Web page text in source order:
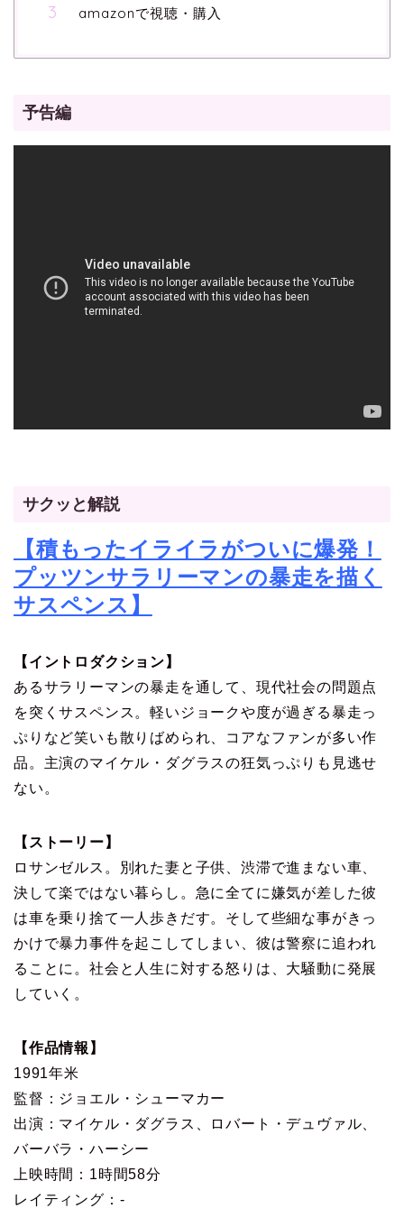
amazonで視聴・購入
予告編
サクッと解説
【積もったイライラがついに爆発！
プッツンサラリーマンの暴走を描く
サスペンス 】
【イントロダクション】
あるサラリーマンの暴走を通して、現代社会の問題点
を突くサスペンス。軽いジョークや度が過ぎる暴走っ
ぷりなど笑いも散りばめられ、コアなファンが多い作
品。主演のマイケル・ダグラスの狂気っぷりも見逃せ
ない。
【ストーリー】
ロサンゼルス。別れた妻と子供、渋滞で進まない車、
決して楽ではない暮らし。急に全てに嫌気が差した彼
は車を乗り捨て一人歩きだす。そして些細な事がきっ
かけで暴力事件を起こしてしまい、彼は警察に追われ
ることに。社会と人生に対する怒りは、大騒動に発展
していく。
【作品情報】
1991年米
監督：ジョエル・シューマカー
出演：マイケル・ダグラス、ロバート・デュヴァル、
バーバラ・ハーシー
上映時間：1時間58分
レイティング：-